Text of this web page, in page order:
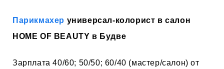
Парикмахер универсал-колорист в салон
HOME OF BEAUTY в Будве
Зарплата 40/60; 50/50; 60/40 (мастер/салон) от